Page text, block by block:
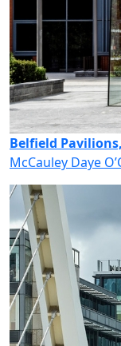
Belfield
McCauley Daye